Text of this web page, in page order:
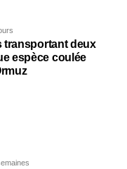
transportant deux
espèce coulée